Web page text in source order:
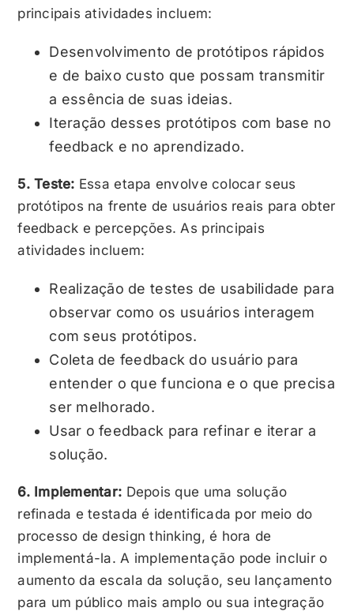
principais atividades incluem:
Desenvolvimento de protótipos rápidos
e de baixo custo que possam transmitir
a essência de suas ideias.
Iteração desses protótipos com base no
feedback e no aprendizado.
5. Teste: Essa etapa envolve colocar seus
protótipos na frente de usuários reais para obter
feedback e percepções. As principais
atividades incluem:
Realização de testes de usabilidade para
observar como os usuários interagem
com seus protótipos.
Coleta de feedback do usuário para
entender o que funciona e o que precisa
ser melhorado.
Usar o feedback para refinar e iterar a
solução.
6. Implementar: Depois que uma solução
refinada e testada é identificada por meio do
processo de design thinking, é hora de
implementá-la. A implementação pode incluir o
aumento da escala da solução, seu lançamento
para um público mais amplo ou sua integração